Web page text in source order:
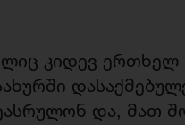
კიდევ ერთხელ
და, მათ